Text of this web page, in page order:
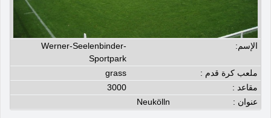
الإسم:
Werner-Seelenbinder-
Sportpark
ملعب كرة قدم :
grass
مقاعد :
3000
عنوان :
Neukölln